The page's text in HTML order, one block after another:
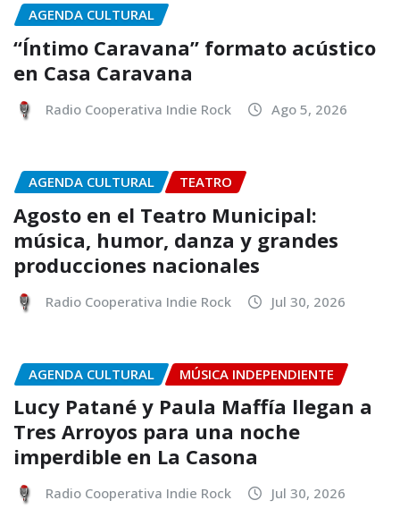
AGENDA CULTURAL
“Íntimo Caravana” formato acústico
en Casa Caravana
Radio Cooperativa Indie Rock Ago 5, 2026
AGENDA CULTURAL TEATRO
Agosto en el Teatro Municipal:
música, humor, danza y grandes
producciones nacionales
Radio Cooperativa Indie Rock Jul 30, 2026
AGENDA CULTURAL MÚSICA INDEPENDIENTE
Lucy Patané y Paula Maffía llegan a
Tres Arroyos para una noche
imperdible en La Casona
Radio Cooperativa Indie Rock Jul 30, 2026